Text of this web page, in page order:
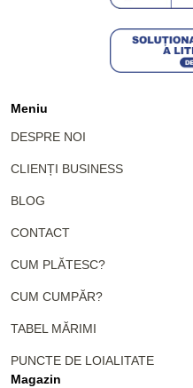
Meniu
DESPRE NOI
CLIENȚI BUSINESS
BLOG
CONTACT
CUM PLĂTESC?
CUM CUMPĂR?
TABEL MĂRIMI
PUNCTE DE LOIALITATE
Magazin